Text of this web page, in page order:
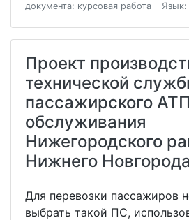
документа: курсовая работа
Язык:
Проект
технической
пассажирского
обслуживания
Нижегородского
Нижнего Новгорода
Для перевозки пассажиров
выбрать такой ПС,